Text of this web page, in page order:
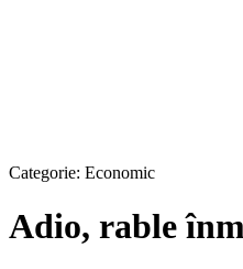
Categorie: Economic
Adio, rable